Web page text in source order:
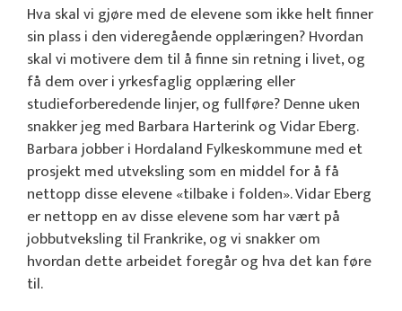
Hva skal vi gjøre med de elevene som ikke helt finner
sin plass i den videregående opplæringen? Hvordan
skal vi motivere dem til å finne sin retning i livet, og
få dem over i yrkesfaglig opplæring eller
studieforberedende linjer, og fullføre? Denne uken
snakker jeg med Barbara Harterink og Vidar Eberg.
Barbara jobber i Hordaland Fylkeskommune med et
prosjekt med utveksling som en middel for å få
nettopp disse elevene «tilbake i folden». Vidar Eberg
er nettopp en av disse elevene som har vært på
jobbutveksling til Frankrike, og vi snakker om
hvordan dette arbeidet foregår og hva det kan føre
til.